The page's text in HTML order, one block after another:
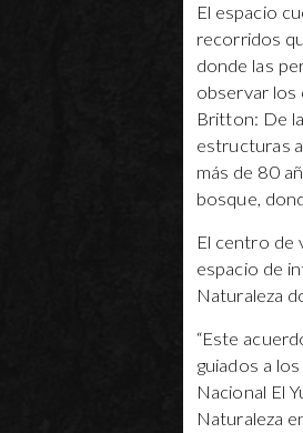
El espacio
recorridos
donde las
observar los
Britton: De
estructuras
más de 80
bosque,
El centro de
espacio de
Naturaleza
“Este
guiados a
Nacional El
Naturaleza